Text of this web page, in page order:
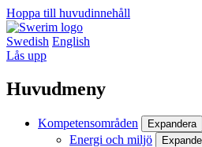
Hoppa till huvudinnehåll
Swedish English
Lås upp
Huvudmeny
Kompetensområden Expandera
Energi och miljö